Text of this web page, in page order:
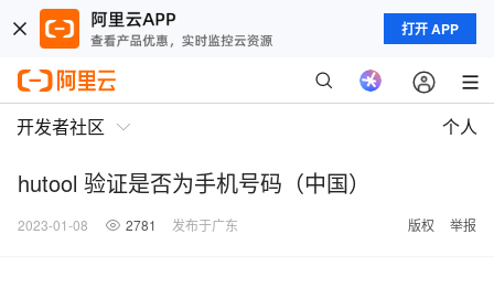
打开 APP
开发者社区 个人
hutool 验证是否为手机号码（中国）
2023-01-08 2781 发布于广东 版权 举报